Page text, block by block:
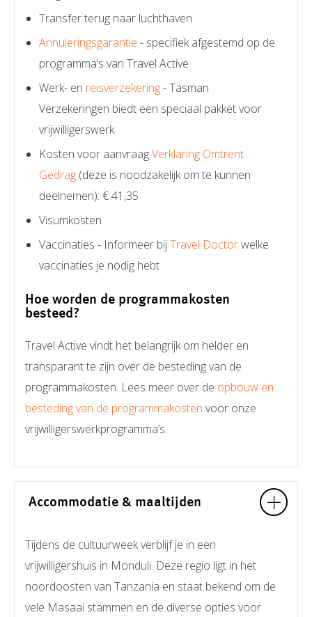
Transfer terug naar luchthaven
Annuleringsgarantie - specifiek afgestemd op de
programma’s van Travel Active
Werk- en reisverzekering- Tasman
Verzekeringen biedt een speciaal pakket voor
vrijwilligerswerk
Kosten voor aanvraagVerklaring Omtrent
Gedrag (deze is noodzakelijk om te kunnen
deelnemen): € 41,35
Visumkosten
Vaccinaties - Informeer bijTravel Doctorwelke
vaccinaties je nodig hebt
Hoe worden de programmakosten
besteed?
Travel Active vindt het belangrijk om helder en
transparant te zijn over de besteding van de
programmakosten. Lees meer over de opbouw en
besteding van de programmakosten voor onze
vrijwilligerswerkprogramma’s.
Accommodatie & maaltijden
Tijdens de cultuurweek verblijf je in een
vrijwilligershuis in Monduli. Deze regio ligt in het
noordoosten van Tanzania en staat bekend om de
vele Masaai stammen en de diverse opties voor